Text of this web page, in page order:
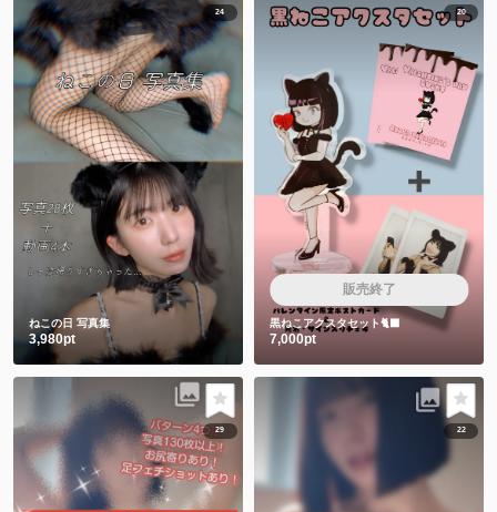
24
ねこの日 写真集
3,980pt
20
販売終了
黒ねこアクスタセット🐈‍⬛
7,000pt
29 22